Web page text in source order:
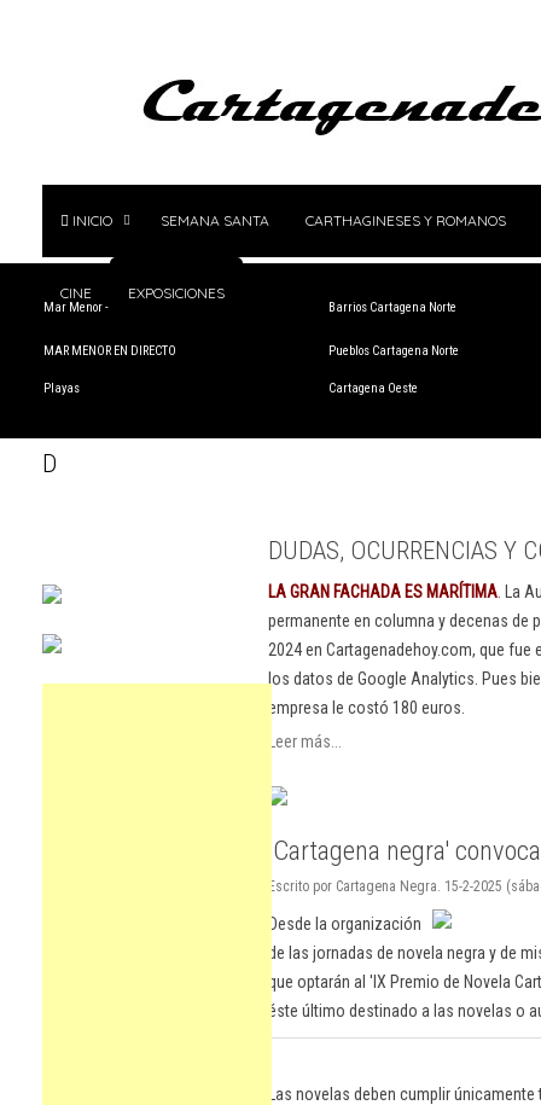
INICIO SEMANA SANTA CARTHAGINESES Y ROMANOS
CINE EXPOSICIONES
Mar Menor - Rincón de San Ginés
MAR MENOR EN DIRECTO
Playas
Barrios Cartagena Norte
Pueblos Cartagena Norte
Cartagena Oeste
D
DUDAS, OCURRENCIAS Y
LA GRAN FACHADA ES MARÍTIMA . La
permanente en columna y decenas
2024 en Cartagenadehoy.com, que
los datos de Google Analytics. Pues
empresa le costó 180 euros.
Leer más...
'Cartagena negra'
Escrito por Cartagena Negra. 15-2-2025
Desde la organización
de las jornadas de novela negra y de
que optarán al 'IX Premio de Novela
éste último destinado a las novelas o
Las novelas deben cumplir